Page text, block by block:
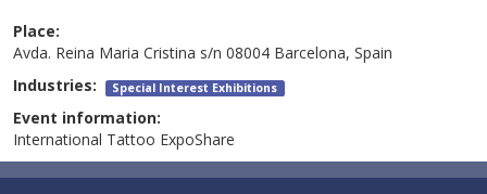
Place:
Avda. Reina Maria Cristina s/n 08004 Barcelona, Spain
Industries: Special Interest Exhibitions
Event information:
International Tattoo ExpoShare